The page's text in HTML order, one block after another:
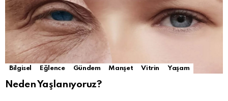
Bilgisel Eğlence Gündem Manşet Vitrin Yaşam
Neden Yaşlanıyoruz?